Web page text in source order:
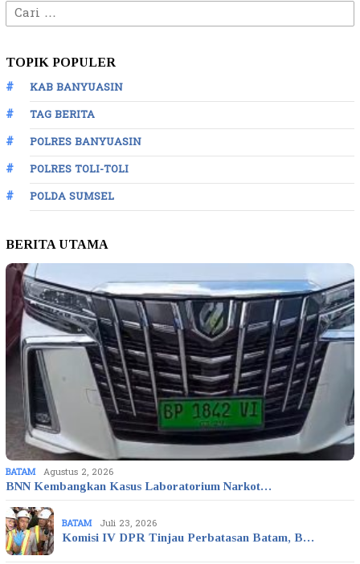
Cari
untuk:
TOPIK POPULER
KAB BANYUASIN
TAG BERITA
POLRES BANYUASIN
POLRES TOLI-TOLI
POLDA SUMSEL
BERITA UTAMA
BATAM Agustus 2, 2026
BNN Kembangkan Kasus Laboratorium Narkot…
BATAM Juli 23, 2026
Komisi IV DPR Tinjau Perbatasan Batam, B…